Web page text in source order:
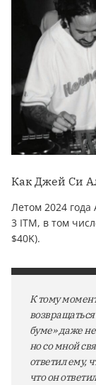
Как Джей Си
Летом 2024 года
3 ITM, в том
$40K).
К тому
буме» даже
но со мной
ответил ему,
что он